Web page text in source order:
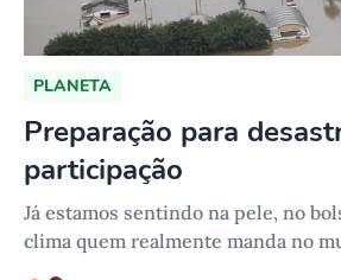
PLANETA
Preparação para
participação
Já estamos sentindo na pele, no
clima quem realmente manda no